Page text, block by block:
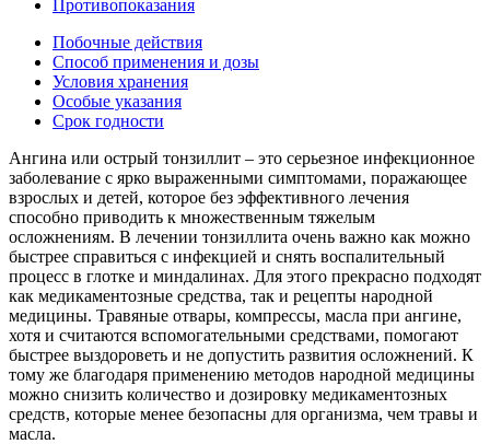
Противопоказания
Побочные действия
Способ применения и дозы
Условия хранения
Особые указания
Срок годности
Ангина или острый тонзиллит – это серьезное инфекционное
заболевание с ярко выраженными симптомами, поражающее
взрослых и детей, которое без эффективного лечения
способно приводить к множественным тяжелым
осложнениям. В лечении тонзиллита очень важно как можно
быстрее справиться с инфекцией и снять воспалительный
процесс в глотке и миндалинах. Для этого прекрасно подходят
как медикаментозные средства, так и рецепты народной
медицины. Травяные отвары, компрессы, масла при ангине,
хотя и считаются вспомогательными средствами, помогают
быстрее выздороветь и не допустить развития осложнений. К
тому же благодаря применению методов народной медицины
можно снизить количество и дозировку медикаментозных
средств, которые менее безопасны для организма, чем травы и
масла.